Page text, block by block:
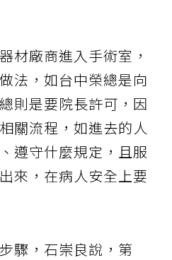
材廠商進入手術室，
法，如台中榮總是向
則是要院長許可，因
關流程，如進去的人
遵守什麼規定，且服
來，在病人安全上要
驟，石崇良說，第